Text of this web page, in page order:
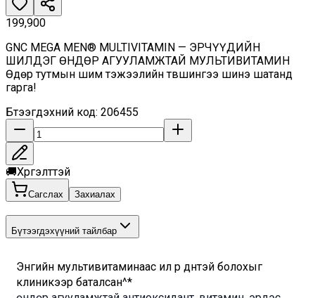
199,900
GNC MEGA MEN® MULTIVITAMIN — ЭРЧҮҮДИЙН
ШИЛДЭГ ӨНДӨР АГУУЛАМЖТАЙ МУЛЬТИВИТАМИН
Өдөр тутмын шим тэжээлийн түвшингээ шинэ шатанд
гарга!
Бүтээгдэхүүний код: 206455
🚚Хүргэлттэй
Сагслах Захиалах
Бүтээгдэхүүний тайлбар
Энгийн мультивитаминаас илүү үр дүнтэй болохыг
клиникээр баталсан^*